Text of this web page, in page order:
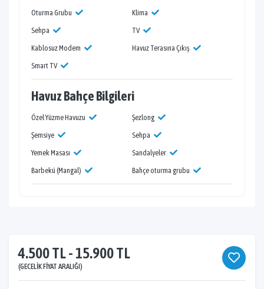
Oturma Grubu
Klima
Sehpa
TV
Kablosuz Modem
Havuz Terasına Çıkış
Smart TV
Havuz Bahçe Bilgileri
Özel Yüzme Havuzu
Şezlong
Şemsiye
Sehpa
Yemek Masası
Sandalyeler
Barbekü (Mangal)
Bahçe oturma grubu
4.500 TL - 15.900 TL
(GECELIK FIYAT ARALIĞI)